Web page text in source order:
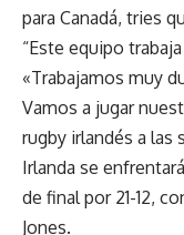
para Canadá, tries
“Este equipo
«Trabajamos muy
Vamos a jugar
rugby irlandés a las
Irlanda se
de final por 21-12,
Jones.